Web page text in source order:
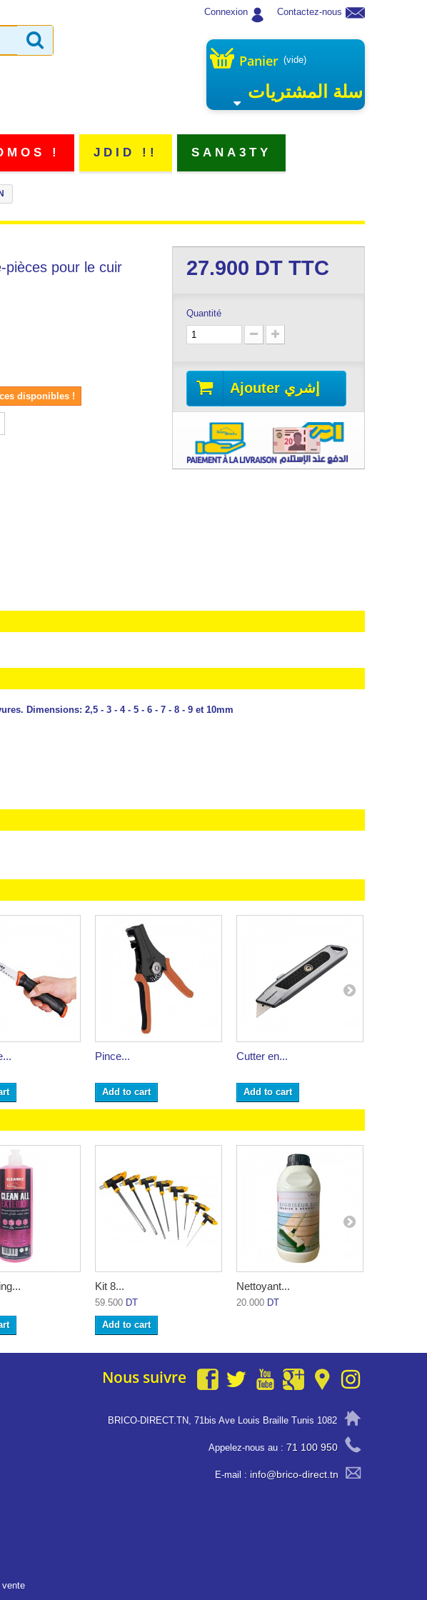
Contactez-nous
Connexion
Panier (vide)
سلة المشتريات
! JDID !! SANA3TY
pièces pour le cuir
disponibles !
27.900 DT TTC
Quantité
Ajouter إشري
Dimensions: 2,5 - 3 - 4 - 5 - 6 - 7 - 8 - 9 et 10mm
Pince...
Add to cart
Cutter en...
Add to cart
Kit 8...
59.500 DT
Add to cart
Nettoyant...
20.000 DT
Nous suivre
vente
BRICO-DIRECT.TN, 71bis Ave Louis Braille Tunis 1082
Appelez-nous au : 71 100 950
E-mail : info@brico-direct.tn